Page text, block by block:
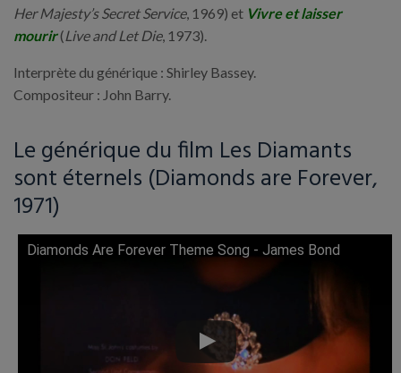
Her Majesty’s Secret Service, 1969) et Vivre et laisser
mourir(Live and Let Die, 1973).
Interprète du générique : Shirley Bassey.
Compositeur : John Barry.
Le générique du film Les Diamants
sont éternels (Diamonds are Forever,
1971)
Diamonds Are Forever Theme Song - James Bond